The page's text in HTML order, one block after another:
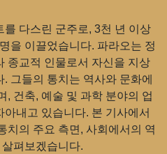
다스린 군주로, 3천 년 이상
을 이끌었습니다. 파라오는 정
종교적 인물로서 자신을 지상
그들의 통치는 역사와 문화에
, 건축, 예술 및 과학 분야의 업
내고 있습니다. 본 기사에서
치의 주요 측면, 사회에서의 역
펴보겠습니다.